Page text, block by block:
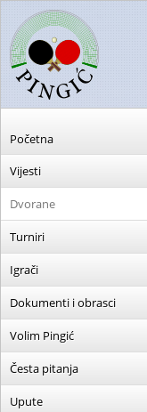
Početna
Vijesti
Dvorane
Turniri
Igrači
Dokumenti i obrasci
Volim Pingić
Česta pitanja
Upute